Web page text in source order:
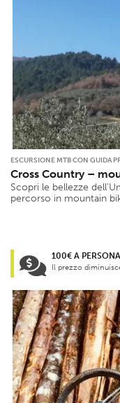
Quantità prodotti
Velocità media
Extra
Ospiti a quattro
Per famiglie
ESCURSIONE MTB CON GUIDA
Cross Country –
Scopri le bellezze
percorso in mountain
100€ A PERSONA
Il prezzo